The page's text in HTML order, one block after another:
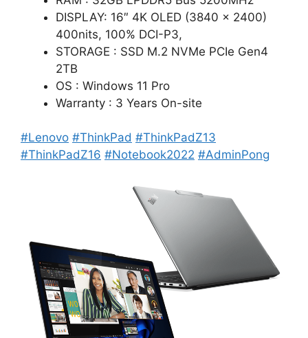
DISPLAY: 16″ 4K OLED (3840 x 2400)
400nits, 100% DCI-P3,
STORAGE : SSD M.2 NVMe PCIe Gen4
2TB
OS : Windows 11 Pro
Warranty : 3 Years On-site
#Lenovo #ThinkPad #ThinkPadZ13
#ThinkPadZ16 #Notebook2022 #AdminPong